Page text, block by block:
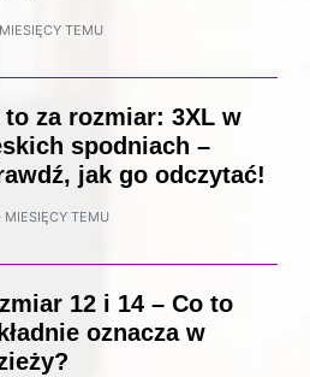
TEMU
to za rozmiar: 3XL w
spodniach –
jak go odczytać!
MIESIĘCY TEMU
12 i 14 – Co to
oznacza w